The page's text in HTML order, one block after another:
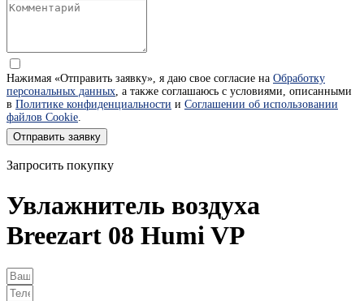
Нажимая «Отправить заявку», я даю свое согласие на Обработку
персональных данных, а также соглашаюсь с условиями, описанными
в Политике конфиденциальности и Соглашении об использовании
файлов Cookie.
Отправить заявку
Запросить покупку
Увлажнитель воздуха
Breezart 08 Humi VP